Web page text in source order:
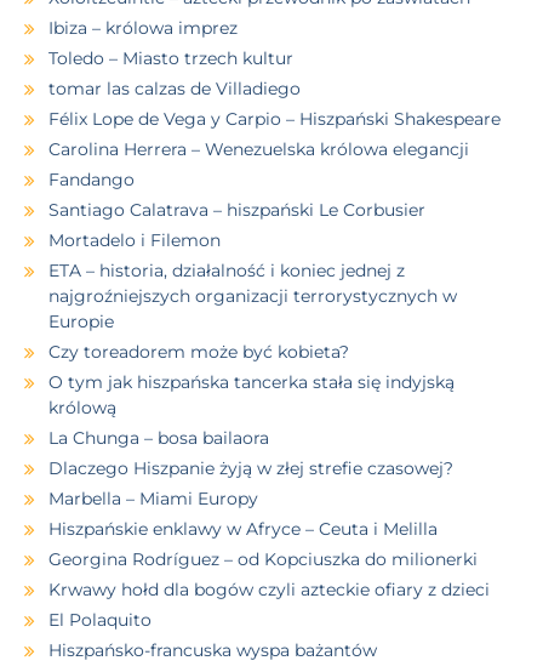
Ibiza – królowa imprez
Toledo – Miasto trzech kultur
tomar las calzas de Villadiego
Félix Lope de Vega y Carpio – Hiszpański Shakespeare
Carolina Herrera – Wenezuelska królowa elegancji
Fandango
Santiago Calatrava – hiszpański Le Corbusier
Mortadelo i Filemon
ETA – historia, działalność i koniec jednej z
najgroźniejszych organizacji terrorystycznych w
Europie
Czy toreadorem może być kobieta?
O tym jak hiszpańska tancerka stała się indyjską
królową
La Chunga – bosa bailaora
Dlaczego Hiszpanie żyją w złej strefie czasowej?
Marbella – Miami Europy
Hiszpańskie enklawy w Afryce – Ceuta i Melilla
Georgina Rodríguez – od Kopciuszka do milionerki
Krwawy hołd dla bogów czyli azteckie ofiary z dzieci
El Polaquito
Hiszpańsko-francuska wyspa bażantów